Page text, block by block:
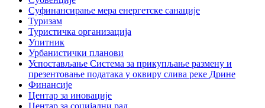
Суфинансирање мера енергетске санације
Туризам
Туристичка организација
Упитник
Урбанистички планови
Успостављање Система за прикупљање размену и
презентовање података у оквиру слива реке Дрине
Финансије
Центар за иновације
Центар за социјални рад